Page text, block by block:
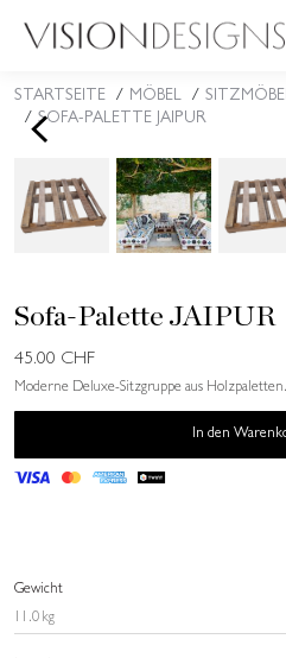
Sie befinden sich hier:
STARTSEITE MÖBEL
SOFA-PALETTE JAIPUR
<
Sofa-Palette JAIPUR
45.00 CHF
Moderne Deluxe-Sitzgruppe aus Holzpaletten.
In den
Gewicht
11.0 kg